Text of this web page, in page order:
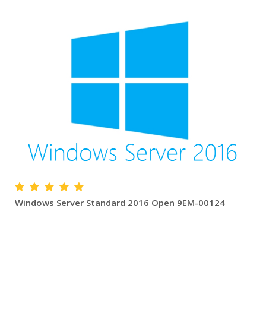
Windows Server Standard 2016 Open 9EM-00124